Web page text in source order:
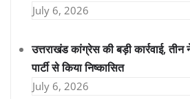
July 6, 2026
उत्तराखंड कांग्रेस की बड़ी कार्रवाई,
पार्टी से किया निष्कासित
July 6, 2026